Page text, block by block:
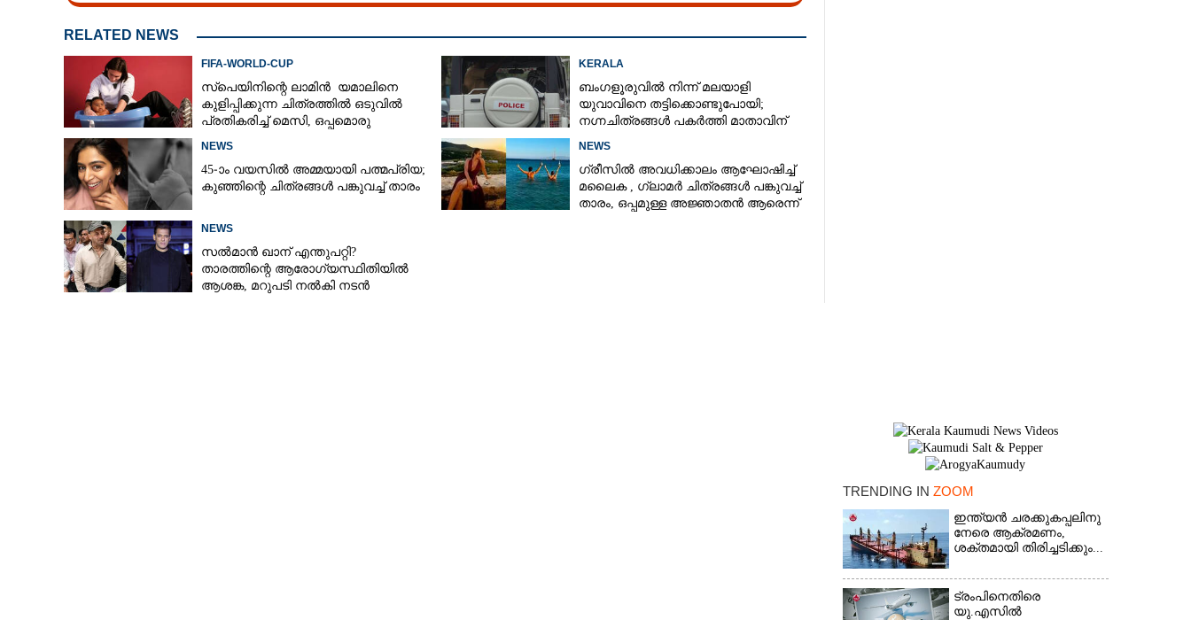
RELATED NEWS
FIFA-WORLD-CUP
സ്‌പെയിനിന്റെ ലാമിൻ യമാലിനെ
കുളിപ്പിക്കുന്ന ചിത്രത്തിൽ ഒടുവിൽ
പ്രതികരിച്ച് മെസി, ഒപ്പമൊരു
KERALA
ബംഗളൂരുവിൽ നിന്ന് മലയാളി
യുവാവിനെ തട്ടിക്കൊണ്ടുപോയി;
നഗ്നചിത്രങ്ങൾ പകർത്തി മാതാവിന്
NEWS
45-ാം വയസിൽ അമ്മയായി പത്മപ്രിയ;
കുഞ്ഞിന്റെ ചിത്രങ്ങൾ പങ്കുവച്ച് താരം
NEWS
ഗ്രീസിൽ അവധിക്കാലം ആഘോഷിച്ച്
മലൈക ,​ ഗ്ലാമർ ചിത്രങ്ങൾ പങ്കുവച്ച്
താരം,​ ഒപ്പമുള്ള അജ്ഞാതൻ ആരെന്ന്
NEWS
സൽമാൻ ഖാന് എന്തുപറ്റി?
താരത്തിന്റെ ആരോഗ്യസ്ഥിതിയിൽ
ആശങ്ക, മറുപടി നൽകി നടൻ
TRENDING IN ZOOM
ഇന്ത്യൻ ചരക്കുകപ്പലിനു
നേരെ ആക്രമണം,
ശക്തമായി തിരിച്ചടിക്കും...
ട്രംപിനെതിരെ
യു.എസിൽ